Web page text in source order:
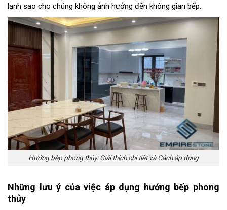
lạnh sao cho chúng không ảnh hưởng đến không gian bếp.
Hướng bếp phong thủy: Giải thích chi tiết và Cách áp dụng
Những lưu ý của việc áp dụng hướng bếp phong
thủy